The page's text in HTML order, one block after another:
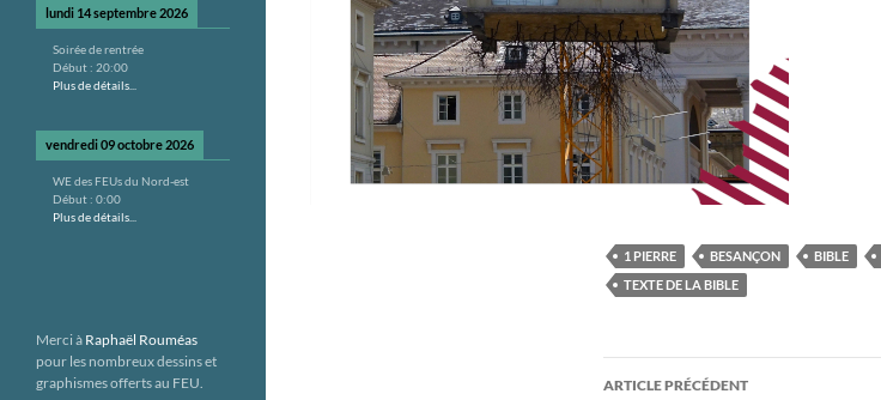
1 PIERRE BESANÇON BIBLE
TEXTE DE LA BIBLE
ARTICLE PRÉCÉDENT
lundi 14 septembre 2026
Soirée de rentrée
Début : 20:00
Plus de détails...
vendredi 09 octobre 2026
WE des FEUs du Nord-est
Début : 0:00
Plus de détails...
Merci à Raphaël Rouméas
pour les nombreux dessins et
graphismes offerts au FEU.